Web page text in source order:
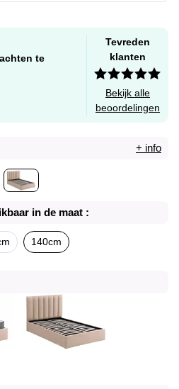
te
Tevreden
klanten
Bekijk alle
beoordelingen
+ info
in de maat :
140cm